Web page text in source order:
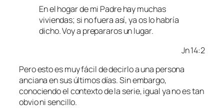
En el hogar de mi Padre hay muchas
viviendas; si no fuera así, ya os lo habría
dicho. Voy a prepararos un lugar.
Jn 14:2
Pero esto es muy fácil de decirlo a una persona
anciana en sus últimos días. Sin embargo,
conociendo el contexto de la serie, igual ya no es tan
obvio ni sencillo.